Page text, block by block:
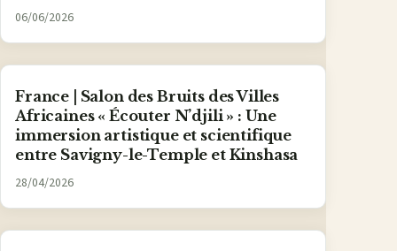
06/06/2026
France | Salon des Bruits des Villes
Africaines « Écouter N’djili » : Une
immersion artistique et scientifique
entre Savigny-le-Temple et Kinshasa
28/04/2026